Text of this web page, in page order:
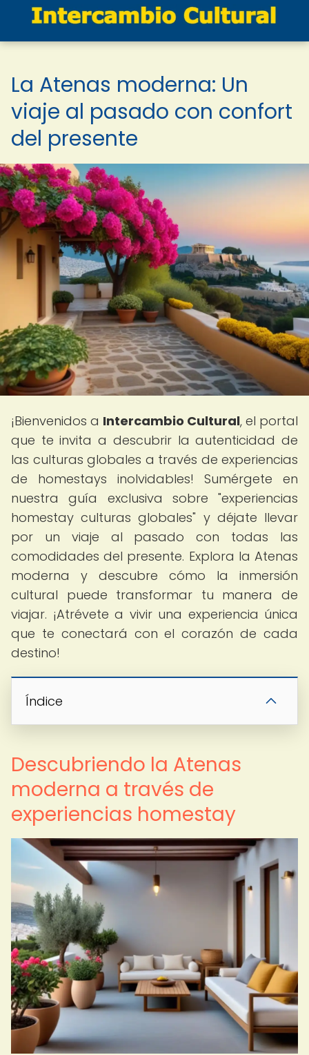
La Atenas moderna: Un
viaje al pasado con confort
del presente
¡Bienvenidos a Intercambio Cultural, el portal
que te invita a descubrir la autenticidad de
las culturas globales a través de experiencias
de homestays inolvidables! Sumérgete en
nuestra guía exclusiva sobre "experiencias
homestay culturas globales" y déjate llevar
por un viaje al pasado con todas las
comodidades del presente. Explora la Atenas
moderna y descubre cómo la inmersión
cultural puede transformar tu manera de
viajar. ¡Atrévete a vivir una experiencia única
que te conectará con el corazón de cada
destino!
Índice
Descubriendo la Atenas
moderna a través de
experiencias homestay